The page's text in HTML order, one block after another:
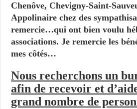
Chenôve, Chevigny-Saint-
Appolinaire chez des
remercie…qui ont bien voulu
associations. Je remercie les
mes côtés…
Nous recherchons un
afin de recevoir et
grand nombre de